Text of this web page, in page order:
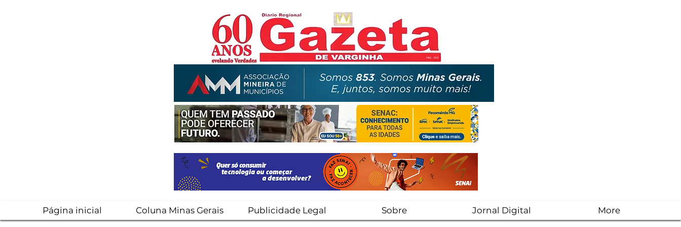
Página inicial Coluna Minas Gerais Publicidade Legal Sobre Jornal Digital More